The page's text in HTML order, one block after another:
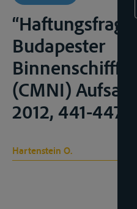
Budapester
(CMNI)
2012, 441-447
Hartenstein O.